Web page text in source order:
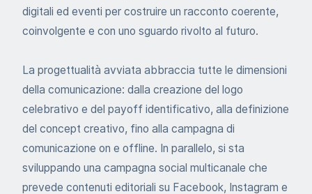
digitali ed eventi per costruire un racconto coerente,
coinvolgente e con uno sguardo rivolto al futuro.
La progettualità avviata abbraccia tutte le dimensioni
della comunicazione: dalla creazione del logo
celebrativo e del payoff identificativo, alla definizione
del concept creativo, fino alla campagna di
comunicazione on e offline. In parallelo, si sta
sviluppando una campagna social multicanale che
prevede contenuti editoriali su Facebook, Instagram e